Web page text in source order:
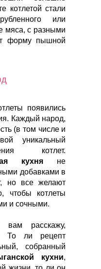
котлетой стали
или
мяса, с разными
форму пышной
появились
Каждый народ,
(в том числе и
уникальный
котлет.
кухня не
добавками в
но все желают
чтобы котлеты
и сочными.
расскажу,
То ли рецепт
собранный
кухни,